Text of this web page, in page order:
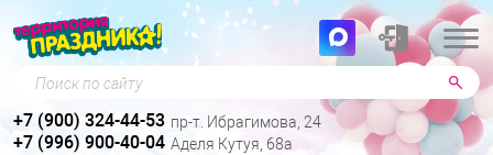
Поиск по сайту
+7 (900) 324-44-53 пр-т. Ибрагимова, 24
+7 (996) 900-40-04 Аделя Кутуя, 68а